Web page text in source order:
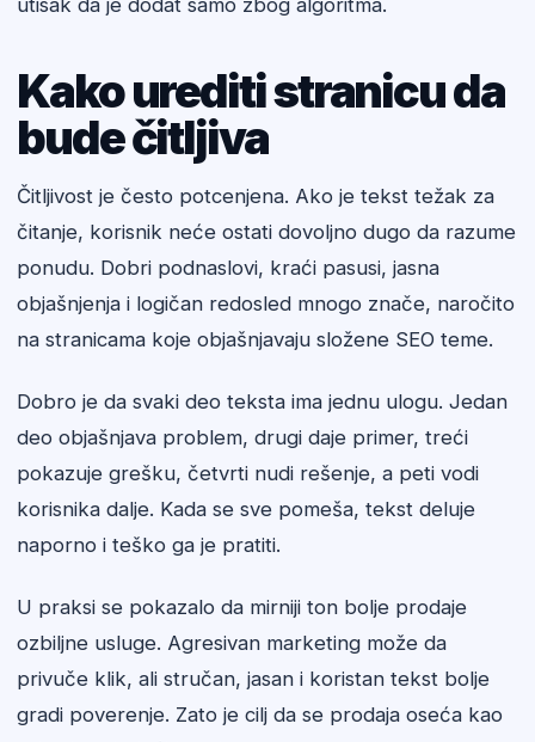
utisak da je dodat samo zbog algoritma.
Kako urediti stranicu da
bude čitljiva
Čitljivost je često potcenjena. Ako je tekst težak za
čitanje, korisnik neće ostati dovoljno dugo da razume
ponudu. Dobri podnaslovi, kraći pasusi, jasna
objašnjenja i logičan redosled mnogo znače, naročito
na stranicama koje objašnjavaju složene SEO teme.
Dobro je da svaki deo teksta ima jednu ulogu. Jedan
deo objašnjava problem, drugi daje primer, treći
pokazuje grešku, četvrti nudi rešenje, a peti vodi
korisnika dalje. Kada se sve pomeša, tekst deluje
naporno i teško ga je pratiti.
U praksi se pokazalo da mirniji ton bolje prodaje
ozbiljne usluge. Agresivan marketing može da
privuče klik, ali stručan, jasan i koristan tekst bolje
gradi poverenje. Zato je cilj da se prodaja oseća kao